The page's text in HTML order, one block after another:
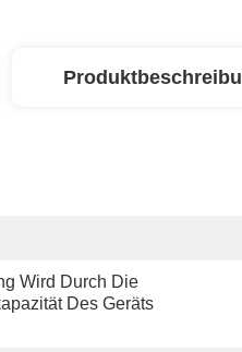
Wird Durch Die
Des Geräts